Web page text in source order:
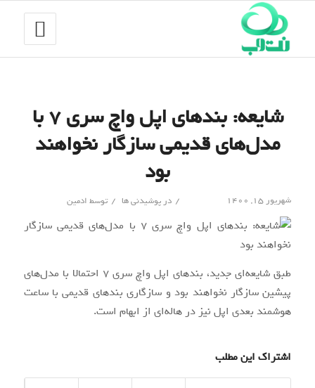
شایعه: بندهای اپل واچ سری ۷ با
مدل‌های قدیمی سازگار نخواهند
بود
شهریور ۱۵, ۱۴۰۰ / درپوشیدنی ها / توسط ادمین
طبق شایعه‌ای جدید، بندهای اپل واچ سری ۷ احتمالا با مدل‌های
پیشین سازگار نخواهند بود و سازگاری بندهای قدیمی با ساعت
هوشمند بعدی اپل نیز در هاله‌ای از ابهام است.
اشتراک این مطلب